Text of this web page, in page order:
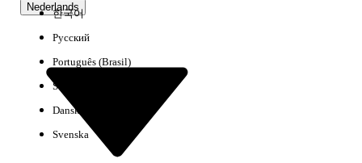
Geen resultaten
Nederlands
한국어
Русский
Português (Brasil)
Suomi
Dansk
Svenska